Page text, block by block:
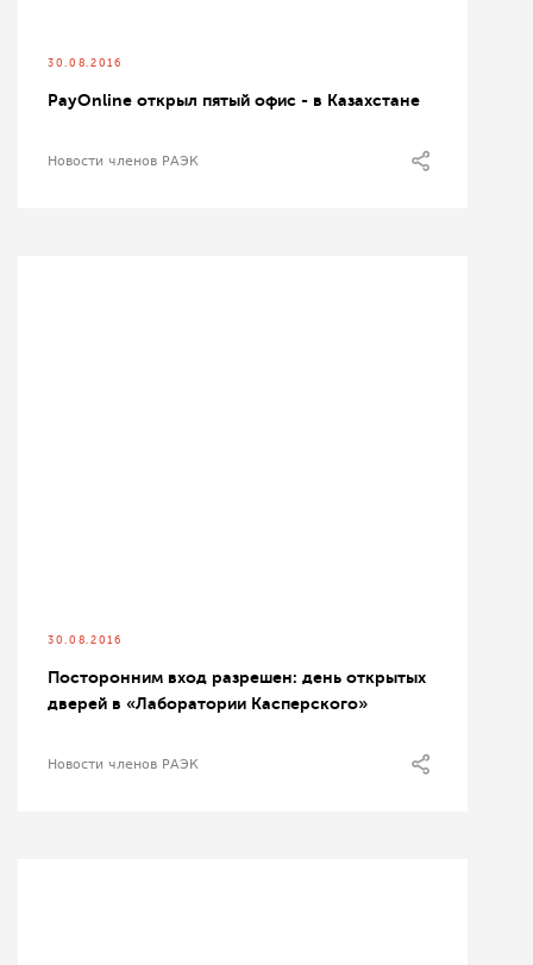
30.08.2016
PayOnline открыл пятый офис - в Казахстане
Новости членов РАЭК
30.08.2016
Посторонним вход разрешен: день открытых
дверей в «Лаборатории Касперского»
Новости членов РАЭК